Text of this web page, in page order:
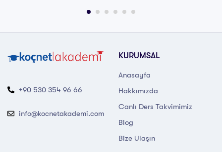
+90 530 354 96 66
info@kocnetakademi.com
KURUMSAL
Anasayfa
Hakkımızda
Canlı Ders Takvimimiz
Blog
Bize Ulaşın